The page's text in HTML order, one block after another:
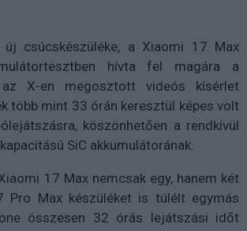
csúcskészüléke, a Xiaomi 17 Max
hívta fel magára a
X-en megosztott videós kísérlet
több mint 33 órán keresztül képes volt
köszönhetően a rendkívül
SiC akkumulátorának.
17 Max nemcsak egy, hanem két
Pro Max készüléket is túlélt egymás
összesen 32 órás lejátszási időt